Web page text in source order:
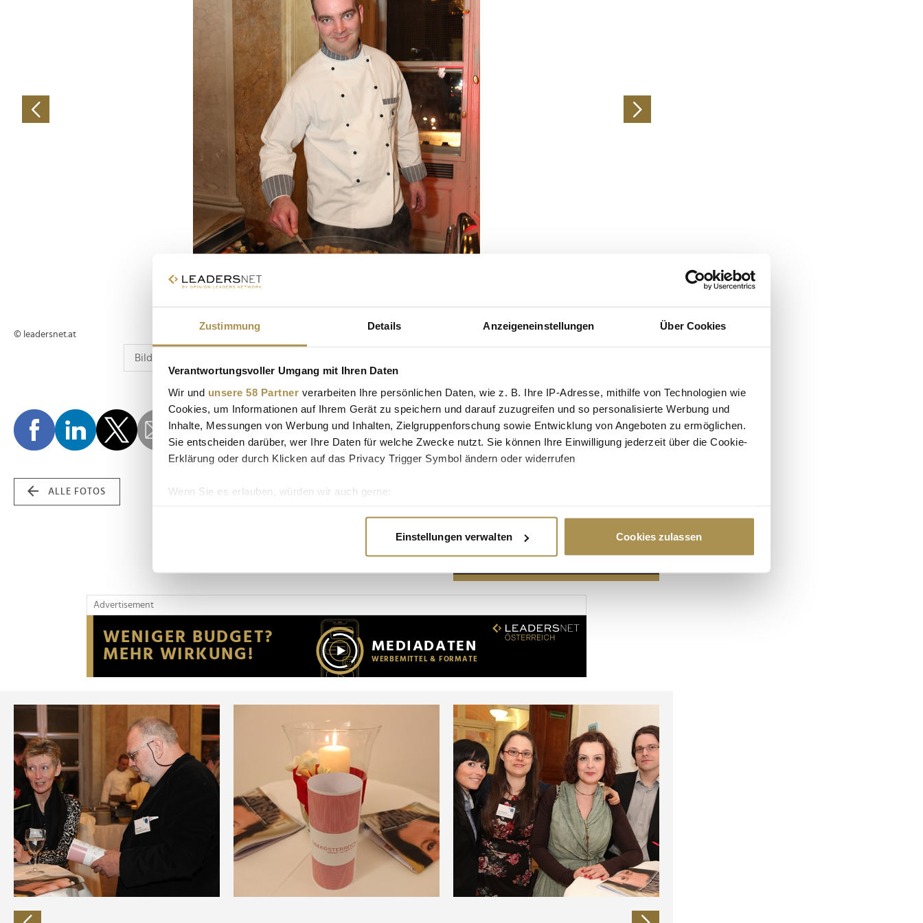
Zustimmung Details Anzeigeneinstellungen Über Cookies
Verantwortungsvoller Umgang mit Ihren Daten
Wir und unsere 58 Partner verarbeiten Ihre persönlichen Daten, wie z. B. Ihre IP-Adresse, mithilfe von Technologien wie
Cookies, um Informationen auf Ihrem Gerät zu speichern und darauf zuzugreifen und so personalisierte Werbung und
Inhalte, Messungen von Werbung und Inhalten, Zielgruppenforschung sowie Entwicklung von Angeboten zu ermöglichen.
Sie entscheiden darüber, wer Ihre Daten für welche Zwecke nutzt. Sie können Ihre Einwilligung jederzeit über die Cookie-
Erklärung oder durch Klicken auf das Privacy Trigger Symbol ändern oder widerrufen
Wenn Sie es erlauben, würden wir auch gerne:
Erfahren Sie mehr darüber, wie Ihre persönlichen Daten verarbeitet werden, und legen Sie Ihre Präferenzen im
Wir verwenden Cookies, um Inhalte und Anzeigen zu personalisieren, Funktionen für soziale Medien anbieten zu können
Website an unsere Partner für soziale Medien, Werbung und Analysen weiter. Unsere Partner führen diese Informationen
möglicherweise mit weiteren Daten zusammen, die Sie ihnen bereitgestellt haben oder die sie im Rahmen Ihrer Nutzung
der Dienste gesammelt haben.
Einstellungen verwalten Cookies zulassen
© leadersnet.at
ALLE FOTOS
Advertisement
Advertisement